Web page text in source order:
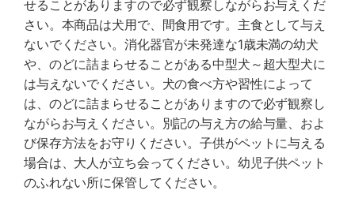
せることがありますので必ず観察しながらお与えくだ
さい。本商品は犬用で、間食用です。主食として与え
ないでください。消化器官が未発達な1歳未満の幼犬
や、のどに詰まらせることがある中型犬～超大型犬に
は与えないでください。犬の食べ方や習性によって
は、のどに詰まらせることがありますので必ず観察し
ながらお与えください。別記の与え方の給与量、およ
び保存方法をお守りください。子供がペットに与える
場合は、大人が立ち会ってください。幼児子供ペット
のふれない所に保管してください。